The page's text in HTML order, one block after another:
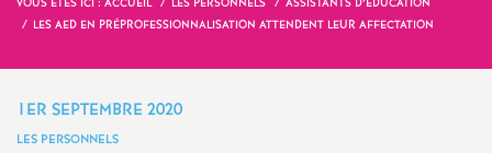
i
VOUS ÊTES ICI : ACCUEIL LES PERSONNELS
ASSISTANTS D’ÉDUCATION
LES AED EN PRÉPROFESSIONNALISATION ATTENDENT LEUR AFFECTATION
1ER SEPTEMBRE 2020
LES PERSONNELS